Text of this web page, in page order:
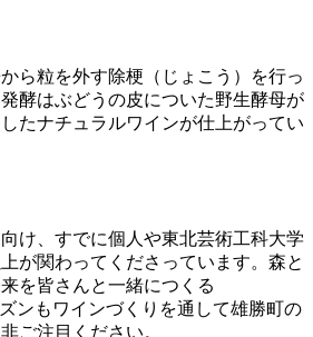
ら粒を外す除梗（じょこう）を行っ
酵はぶどうの皮についた野生酵母が
たナチュラルワインが仕上がってい
け、すでに個人や東北芸術工科大学
が関わってくださっています。森と
を皆さんと一緒につくる
ンもワインづくりを通して雄勝町の
ご注目ください。